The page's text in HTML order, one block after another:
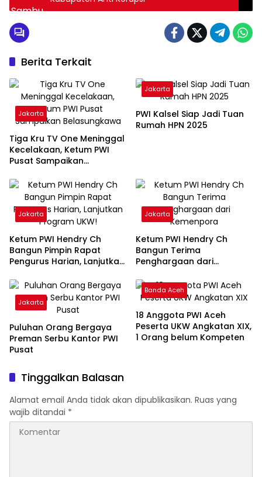
Berita Terkait
Jakarta
Tiga Kru TV One Meninggal
Kecelakaan, Ketum PWI
Pusat Sampaikan
Jakarta
PWI Kalsel Siap Jadi Tuan
Rumah HPN 2025
Jakarta
Ketum PWI Hendry Ch
Bangun Pimpin Rapat
Pengurus Harian, Lanjutkan
Jakarta
Ketum PWI Hendry Ch
Bangun Terima
Penghargaan dari
Jakarta
Puluhan Orang Bergaya
Preman Serbu Kantor PWI
Pusat
Banda Aceh
18 Anggota PWI Aceh
Peserta UKW Angkatan XIX,
1 Orang belum Kompeten
Tinggalkan Balasan
Alamat email Anda tidak akan dipublikasikan. Ruas yang
wajib ditandai *